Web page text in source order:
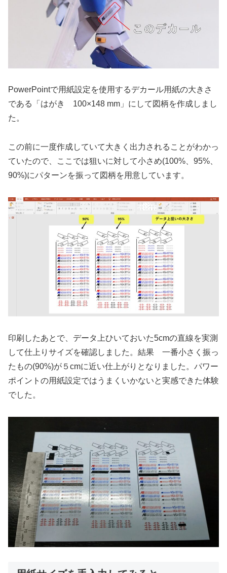
PowerPointで用紙設定を使用するデカール用紙の大きさ
である「はがき 100×148 mm」にして図柄を作成しまし
た。
この前に一度作成していて大きく出力されることがわかっ
ていたので、ここでは狙いに対して小さめ(100%、95%、
90%)にパターンを振って図柄を用意しています。
印刷したあとで、データ上ひいておいた5cmの直線を実測
して仕上りサイズを確認しました。結果 一番小さく振っ
たもの(90%)が５cmに近い仕上がりとなりました。パワー
ポイントの用紙設定ではうまくいかないと実感できた体験
でした。